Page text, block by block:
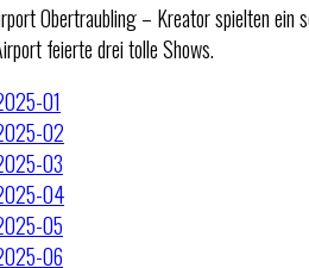
Obertraubling – Kreator spielten
feierte drei tolle Shows.